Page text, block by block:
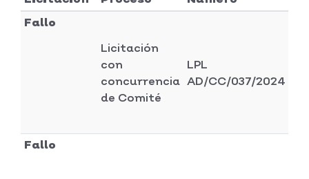
Fallo
Licitación
con
concurrencia
de Comité
LPL
AD/CC/037/2024
Fallo